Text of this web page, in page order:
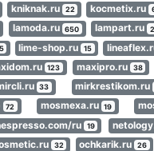
kniknak.ru 22 kocmetix.ru
lamoda.ru 650 lampart.ru
lime-shop.ru 15
123 maxipro.ru 38
33 mirkrestikom.ru
72 mosmexa.ru 19
ru 19
32 ochkarik.ru 26